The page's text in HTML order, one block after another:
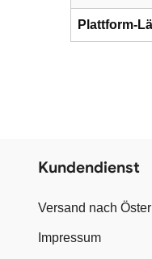
Plattform-
Kundendienst
Versand nach
Impressum